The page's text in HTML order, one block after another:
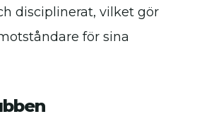
disciplinerat, vilket gör
för sina